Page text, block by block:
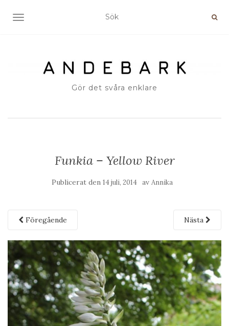
SLÅ PÅ/AV NAVIGERING
Gör det svåra enklare
Funkia – Yellow River
Publicerat den 14 juli, 2014 av Annika
Föregående Nästa